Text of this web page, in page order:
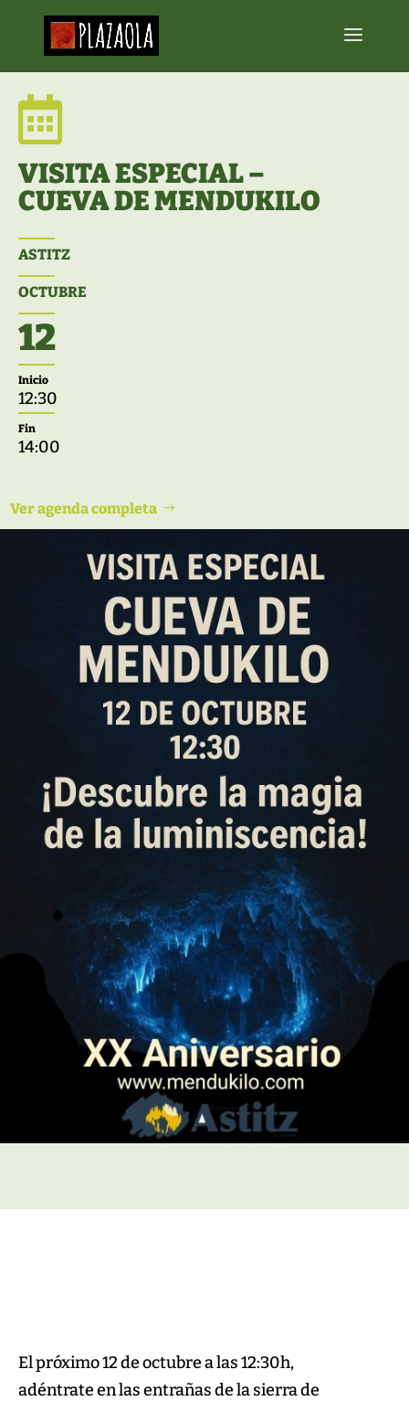

VISITA ESPECIAL –
CUEVA DE MENDUKILO
ASTITZ
OCTUBRE
12
Inicio
12:30
Fin
14:00
Ver agenda completa
El próximo 12 de octubre a las 12:30h,
adéntrate en las entrañas de la sierra de